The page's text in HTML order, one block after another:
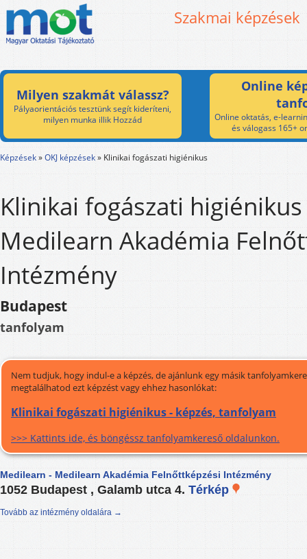
Szakmai képzések
Milyen szakmát válassz?
Pályaorientációs tesztünk segít kideríteni,
milyen munka illik Hozzád
Online
Online oktatás, e-
és válogass 165+
Képzések»OKJ képzések» Klinikai fogászati higiénikus
Klinikai fogászati higiénikus
Medilearn Akadémia
Intézmény
Budapest
tanfolyam
Nem tudjuk, hogy indul-e a képzés, de ajánlunk egy másik
megtalálhatod ezt képzést vagy ehhez hasonlókat:
Klinikai fogászati higiénikus - képzés, tanfolyam
>>> Kattints ide, és böngéssz tanfolyamkereső oldalunkon.
Medilearn - Medilearn Akadémia Felnőttképzési Intézmény
1052 Budapest , Galamb utca 4. Térkép
Tovább az intézmény oldalára →